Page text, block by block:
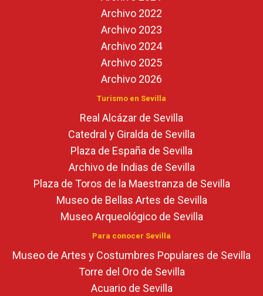
Archivo 2022
Archivo 2023
Archivo 2024
Archivo 2025
Archivo 2026
Turismo en Sevilla
Real Alcázar de Sevilla
Catedral y Giralda de Sevilla
Plaza de España de Sevilla
Archivo de Indias de Sevilla
Plaza de Toros de la Maestranza de Sevilla
Museo de Bellas Artes de Sevilla
Museo Arqueológico de Sevilla
Para conocer Sevilla
Museo de Artes y Costumbres Populares de Sevilla
Torre del Oro de Sevilla
Acuario de Sevilla